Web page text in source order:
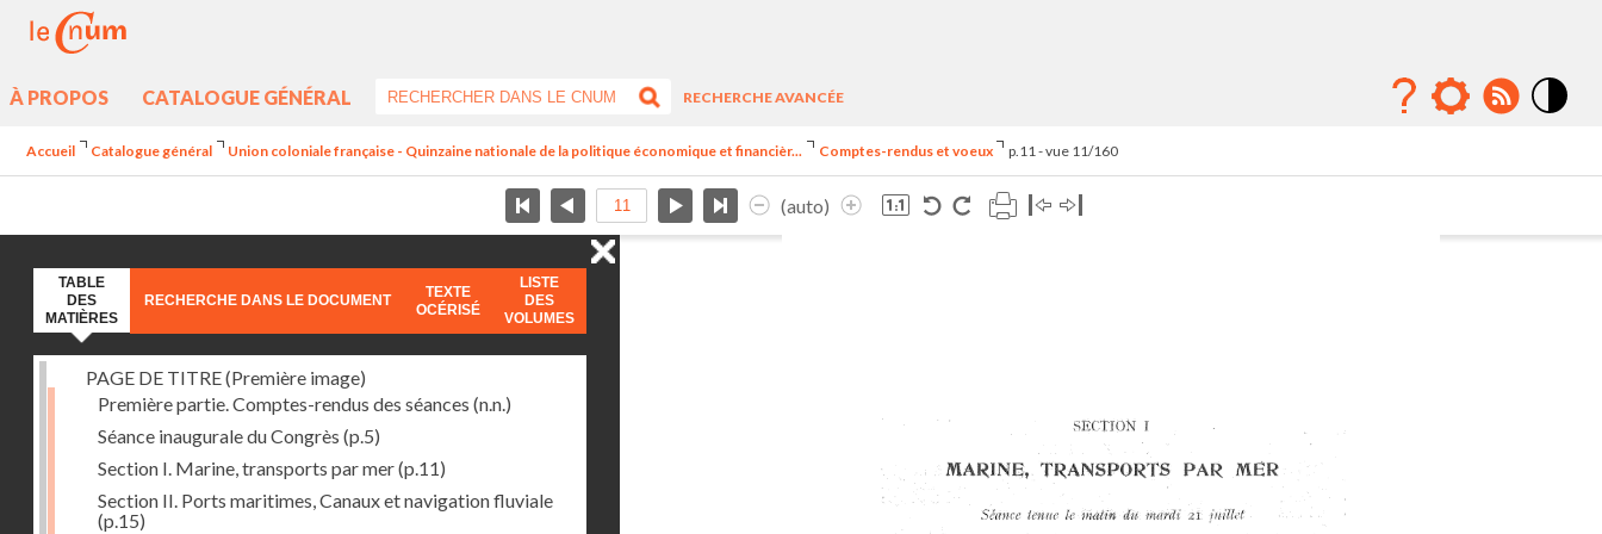
À PROPOS CATALOGUE GÉNÉRAL
RECHERCHE AVANCÉE
Accueil Catalogue général Union coloniale française - Quinzaine nationale de la politique économique et financièr... Comptes-rendus et voeux p.11 - vue 11/160
(auto)
TABLE
DES
MATIÈRES
RECHERCHE DANS LE DOCUMENT
TEXTE
OCÉRISÉ
LISTE
DES
VOLUMES
PAGE DE TITRE (Première image)
Première partie. Comptes-rendus des séances (n.n.)
Séance inaugurale du Congrès (p.5)
Section I. Marine, transports par mer(p.11)
Section II. Ports maritimes, Canaux et navigation fluviale
(p.15)